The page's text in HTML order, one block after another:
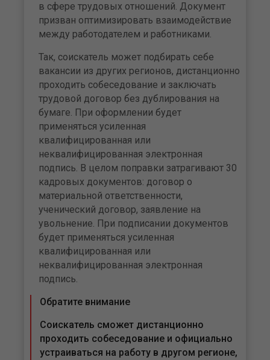
в сфере трудовых отношений. Документ
призван оптимизировать взаимодействие
между работодателем и работниками.
Так, соискатель может подбирать себе
вакансии из других регионов, дистанционно
проходить собеседование и заключать
трудовой договор без дублирования на
бумаге. При оформлении будет
применяться усиленная
квалифицированная или
неквалифицированная электронная
подпись. В целом поправки затрагивают 30
кадровых документов: договор о
материальной ответственности,
ученический договор, заявление на
увольнение. При подписании документов
будет применяться усиленная
квалифицированная или
неквалифицированная электронная
подпись.
Обратите внимание
Соискатель сможет дистанционно
проходить собеседование и официально
устраиваться на работу в другом регионе,